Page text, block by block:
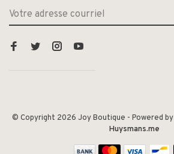
© Copyright 2026 Joy Boutique - Powered by
Huysmans.me